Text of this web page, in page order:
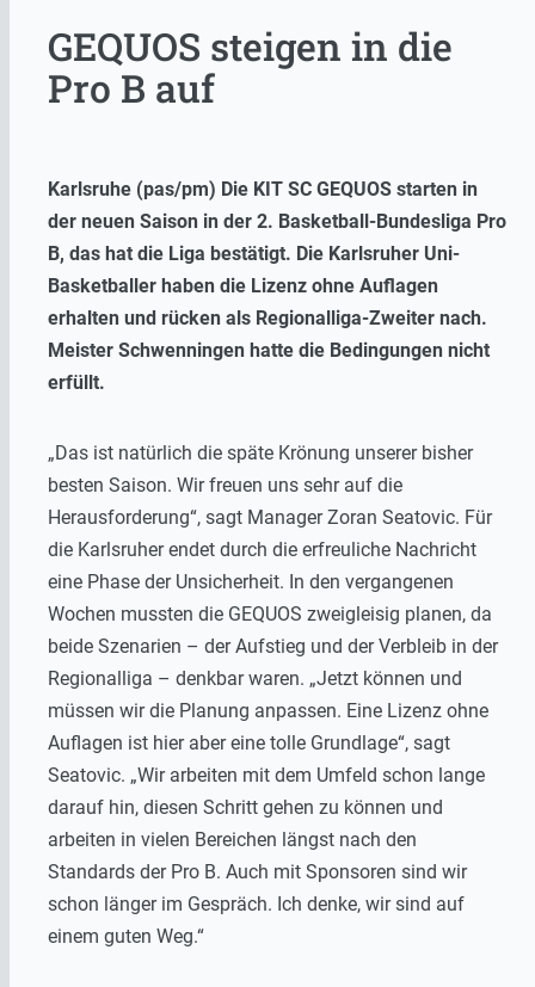
GEQUOS steigen in die
Pro B auf
Karlsruhe (pas/pm) Die KIT SC GEQUOS starten in
der neuen Saison in der 2. Basketball-Bundesliga Pro
B, das hat die Liga bestätigt. Die Karlsruher Uni-
Basketballer haben die Lizenz ohne Auflagen
erhalten und rücken als Regionalliga-Zweiter nach.
Meister Schwenningen hatte die Bedingungen nicht
erfüllt.
„Das ist natürlich die späte Krönung unserer bisher
besten Saison. Wir freuen uns sehr auf die
Herausforderung“, sagt Manager Zoran Seatovic. Für
die Karlsruher endet durch die erfreuliche Nachricht
eine Phase der Unsicherheit. In den vergangenen
Wochen mussten die GEQUOS zweigleisig planen, da
beide Szenarien – der Aufstieg und der Verbleib in der
Regionalliga – denkbar waren. „Jetzt können und
müssen wir die Planung anpassen. Eine Lizenz ohne
Auflagen ist hier aber eine tolle Grundlage“, sagt
Seatovic. „Wir arbeiten mit dem Umfeld schon lange
darauf hin, diesen Schritt gehen zu können und
arbeiten in vielen Bereichen längst nach den
Standards der Pro B. Auch mit Sponsoren sind wir
schon länger im Gespräch. Ich denke, wir sind auf
einem guten Weg.“